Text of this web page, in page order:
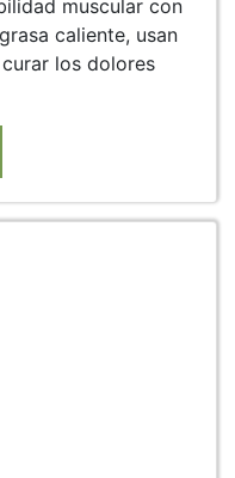
muscular con
caliente, usan
los dolores